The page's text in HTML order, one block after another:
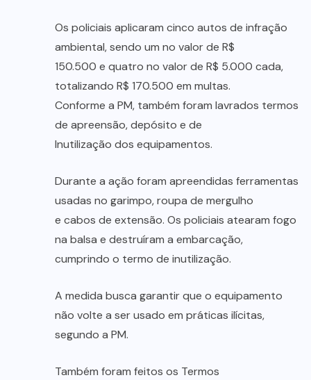
Os policiais aplicaram cinco autos de infração
ambiental, sendo um no valor de R$
150.500 e quatro no valor de R$ 5.000 cada,
totalizando R$ 170.500 em multas.
Conforme a PM, também foram lavrados termos
de apreensão, depósito e de
Inutilização dos equipamentos.
Durante a ação foram apreendidas ferramentas
usadas no garimpo, roupa de mergulho
e cabos de extensão. Os policiais atearam fogo
na balsa e destruíram a embarcação,
cumprindo o termo de inutilização.
A medida busca garantir que o equipamento
não volte a ser usado em práticas ilícitas,
segundo a PM.
Também foram feitos os Termos